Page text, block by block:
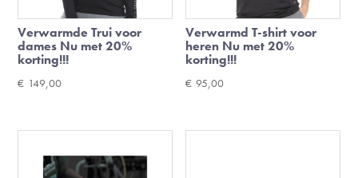
Verwarmde Trui voor
dames Nu met 20%
korting!!!
€ 149,00
Verwarmd T-shirt voor
heren Nu met 20%
korting!!!
€ 95,00